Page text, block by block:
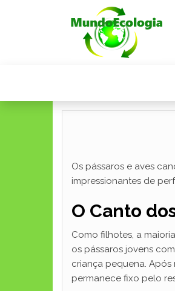
Os pássaros e aves
impressionantes de
O Canto
Como filhotes, a
os pássaros jovens
criança pequena. Após
permanece fixo pelo